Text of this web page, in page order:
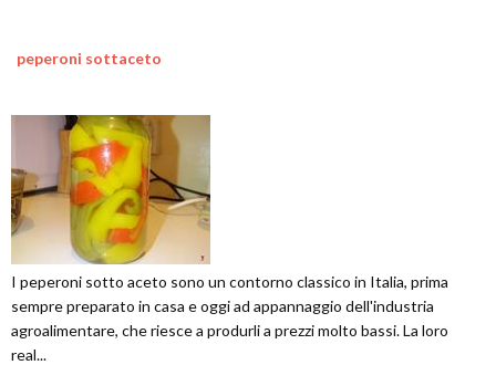
peperoni sottaceto
I peperoni sotto aceto sono un contorno classico in Italia, prima
sempre preparato in casa e oggi ad appannaggio dell'industria
agroalimentare, che riesce a produrli a prezzi molto bassi. La loro
real...